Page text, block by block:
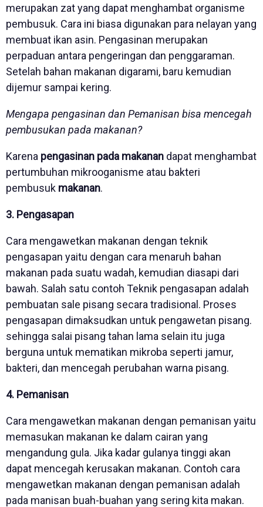
merupakan zat yang dapat menghambat organisme
pembusuk. Cara ini biasa digunakan para nelayan yang
membuat ikan asin. Pengasinan merupakan
perpaduan antara pengeringan dan penggaraman.
Setelah bahan makanan digarami, baru kemudian
dijemur sampai kering.
Mengapa pengasinan dan Pemanisan bisa mencegah
pembusukan pada makanan?
Karena pengasinan pada makanan dapat menghambat
pertumbuhan mikrooganisme atau bakteri
pembusuk makanan.
3. Pengasapan
Cara mengawetkan makanan dengan teknik
pengasapan yaitu dengan cara menaruh bahan
makanan pada suatu wadah, kemudian diasapi dari
bawah. Salah satu contoh Teknik pengasapan adalah
pembuatan sale pisang secara tradisional. Proses
pengasapan dimaksudkan untuk pengawetan pisang.
sehingga salai pisang tahan lama selain itu juga
berguna untuk mematikan mikroba seperti jamur,
bakteri, dan mencegah perubahan warna pisang.
4. Pemanisan
Cara mengawetkan makanan dengan pemanisan yaitu
memasukan makanan ke dalam cairan yang
mengandung gula. Jika kadar gulanya tinggi akan
dapat mencegah kerusakan makanan. Contoh cara
mengawetkan makanan dengan pemanisan adalah
pada manisan buah-buahan yang sering kita makan.